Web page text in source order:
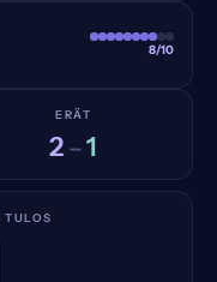
8/10
ERÄT
2 –1
TULOS